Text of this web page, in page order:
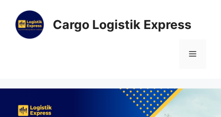
Cargo Logistik Express